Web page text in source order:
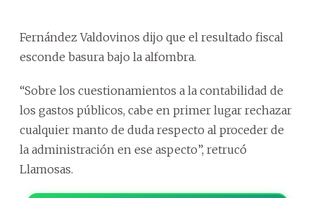
Fernández Valdovinos dijo que el resultado fiscal
esconde basura bajo la alfombra.
“Sobre los cuestionamientos a la contabilidad de
los gastos públicos, cabe en primer lugar rechazar
cualquier manto de duda respecto al proceder de
la administración en ese aspecto”, retrucó
Llamosas.